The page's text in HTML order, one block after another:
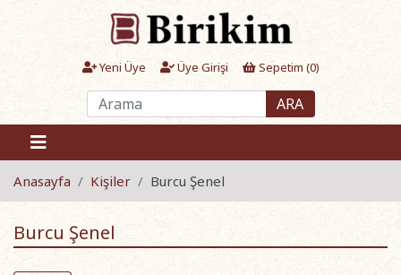
Yeni Üye Üye Girişi Sepetim (0)
ARA
Anasayfa Kişiler Burcu Şenel
Burcu Şenel